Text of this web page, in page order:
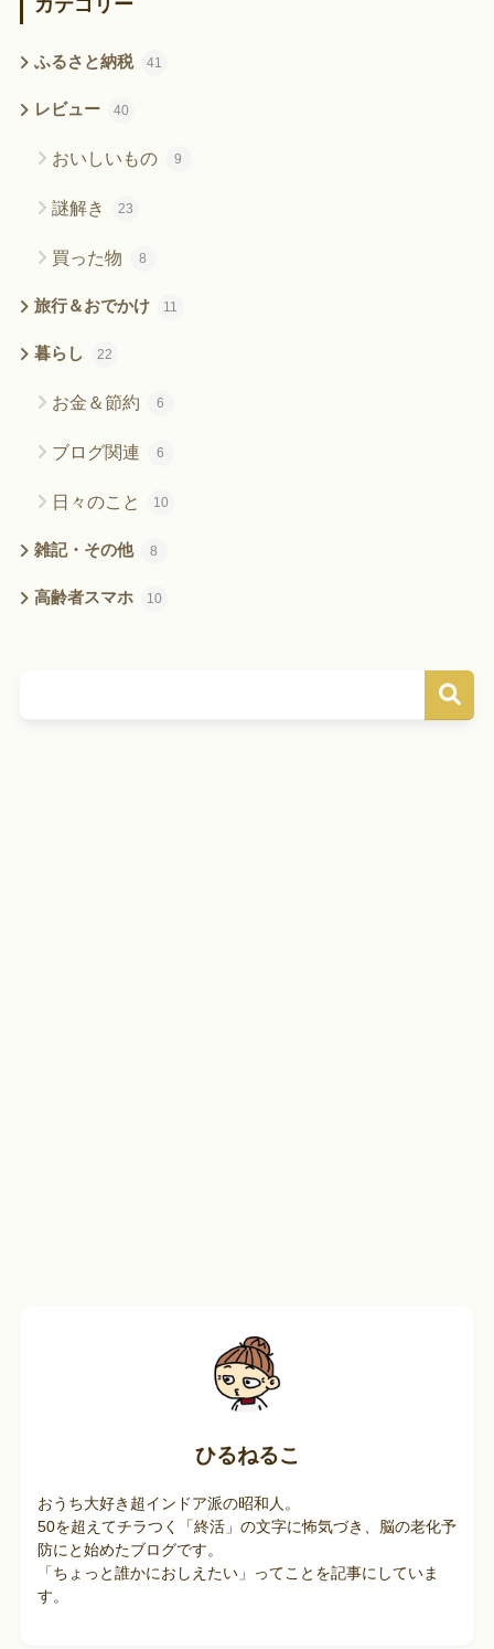
カテゴリー
ふるさと納税 41
レビュー 40
おいしいもの 9
謎解き 23
買った物 8
旅行＆おでかけ 11
暮らし 22
お金＆節約 6
ブログ関連 6
日々のこと 10
雑記・その他 8
高齢者スマホ 10
ひるねるこ
おうち大好き超インドア派の昭和人。
50を超えてチラつく「終活」の文字に怖気づき、脳の老化予
防にと始めたブログです。
「ちょっと誰かにおしえたい」ってことを記事にしていま
す。